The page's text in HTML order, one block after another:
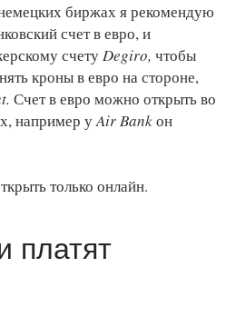
биржах я рекомендую
счет в евро, и
счетуDegiro, чтобы
кроны в евро на стороне,
Счет в евро можно открыть во
например уAir Bankон
только онлайн.
платят